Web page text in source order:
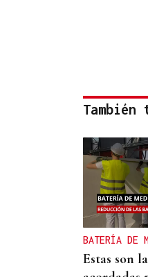
BATERÍA DE
Estas son